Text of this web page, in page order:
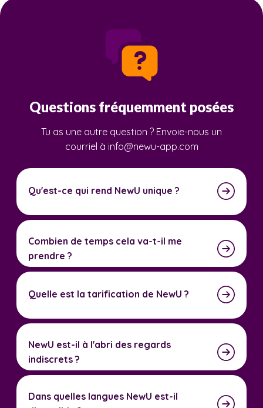
Questions fréquemment posées
Tu as une autre question ? Envoie-nous un
courriel à info@newu-app.com
Qu'est-ce qui rend NewU unique ?
Combien de temps cela va-t-il me
prendre ?
Quelle est la tarification de NewU ?
NewU est-il à l'abri des regards
indiscrets ?
Dans quelles langues NewU est-il